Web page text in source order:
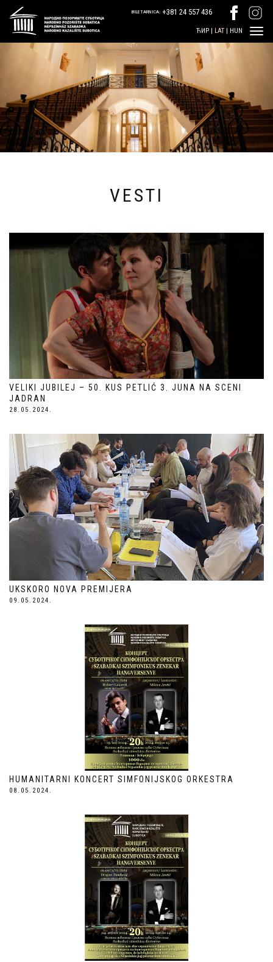
BILETARNICA: +381 24 557 436
ЋИР | LAT | HUN
VESTI
VELIKI JUBILEJ – 50. KUS PETLIĆ 3. JUNA NA SCENI
JADRAN
28.05.2024.
UKSKORO NOVA PREMIJERA
09.05.2024.
HUMANITARNI KONCERT SIMFONIJSKOG ORKESTRA
08.05.2024.